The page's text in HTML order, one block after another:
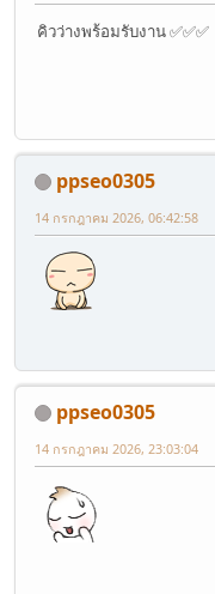
คิวว่างพร้อมรับงาน ✅✅✅
ppseo0305
14 กรกฎาคม 2026, 06:42:58
ppseo0305
14 กรกฎาคม 2026, 23:03:04